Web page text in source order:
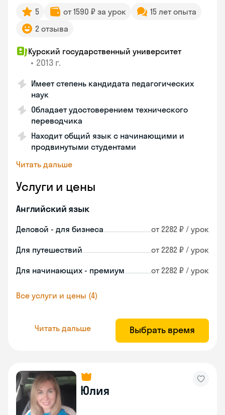
5 от 1590 ₽ за урок
15 лет опыта
2 отзыва
Курский государственный университет
• 2013 г.
Имеет степень кандидата педагогических
наук
Обладает удостоверением технического
переводчика
Находит общий язык с начинающими и
продвинутыми студентами
Читать дальше
Услуги и цены
Английский язык
Деловой - для бизнеса от 2282 ₽ / урок
Для путешествий от 2282 ₽ / урок
Для начинающих - премиум от 2282 ₽ / урок
Все услуги и цены (4)
Читать дальше Выбрать время
Юлия